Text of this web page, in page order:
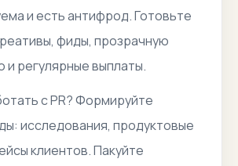
и есть антифрод. Готовьте
фиды, прозрачную
и регулярные выплаты.
с PR? Формируйте
исследования, продуктовые
клиентов. Пакуйте